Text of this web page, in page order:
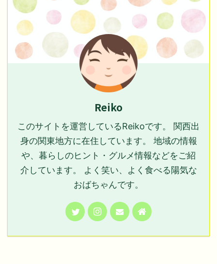
Reiko
このサイトを運営しているReikoです。 関西出
身の関東地方に在住しています。 地域の情報
や、暮らしのヒント・グルメ情報などをご紹
介しています。 よく笑い、よく食べる陽気な
おばちゃんです。